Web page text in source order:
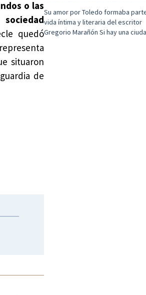
o las
quedó
situaron
de
Su amor por Toledo formaba
vida íntima y literaria del escritor
Gregorio Marañón Si hay una